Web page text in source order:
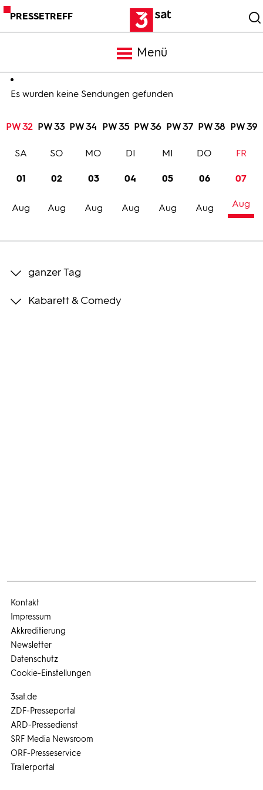
PRESSETREFF
Menü
Meldungen
Programm
Trailer
Bilder
Es wurden keine Sendungen gefunden
PW 32 PW 33 PW 34 PW 35 PW 36 PW 37 PW 38 PW 39
01
Aug
SA
02
Aug
SO
03
Aug
MO
04
Aug
DI
05
Aug
MI
06
Aug
DO
07
Aug
FR
ganzer Tag
Kabarett & Comedy
3sat.de
ZDF-Presseportal
ARD-Pressedienst
SRF Media Newsroom
ORF-Presseservice
Trailerportal
Kontakt
Impressum
Akkreditierung
Newsletter
Datenschutz
Cookie-Einstellungen